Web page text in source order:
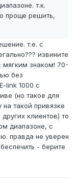
т.к.
проще решить,
т.е. с
извините
мягким знаком! 70-
без
link 1000 c
(но такое для
такой привязке
клиентов) то
диапазоне, с
правда не уверен
- берите